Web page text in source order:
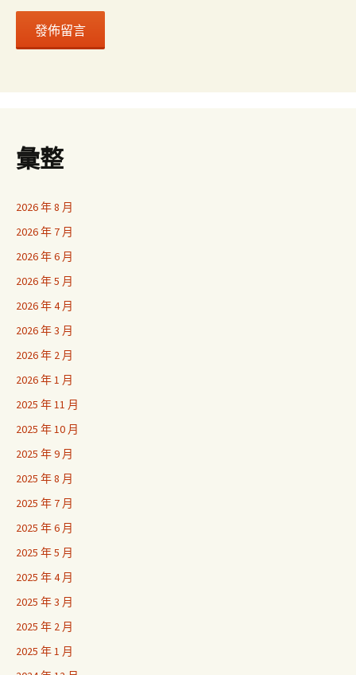
彙整
2026 年 8 月
2026 年 7 月
2026 年 6 月
2026 年 5 月
2026 年 4 月
2026 年 3 月
2026 年 2 月
2026 年 1 月
2025 年 11 月
2025 年 10 月
2025 年 9 月
2025 年 8 月
2025 年 7 月
2025 年 6 月
2025 年 5 月
2025 年 4 月
2025 年 3 月
2025 年 2 月
2025 年 1 月